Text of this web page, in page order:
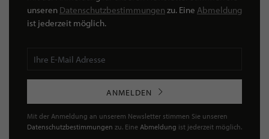
unseren Datenschutzbestimmungen zu. Eine Abmeldung
ist jederzeit möglich.
ANMELDEN
Mit der Anmeldung an unserem Newsletter stimmen Sie unseren
Datenschutzbestimmungen zu. Eine Abmeldung ist jederzeit möglich.